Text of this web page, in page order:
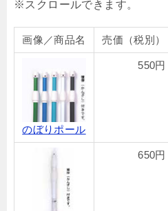
画像／商品名 売価（税別）
のぼりポール
550円
650円